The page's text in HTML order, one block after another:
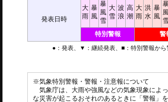
発表日時
大
雨
暴
風
暴
風
雪
大
雪
波
浪
高
潮
大
雨
洪
水
暴
風
暴
特別警報 警
●：発表、▼：継続発表、■：特別警報か
※気象特別警報・警報・注意報について
気象庁は、大雨や強風などの気象現象によ
な災害が起こるおそれのあるときに「警報」